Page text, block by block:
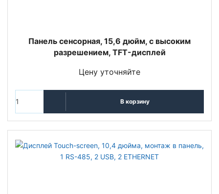
Панель сенсорная, 15,6 дюйм, с высоким
разрешением, TFT-дисплей
Цену уточняйте
В корзину